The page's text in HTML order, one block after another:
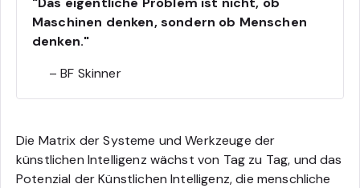
Maschinen denken, sondern ob Menschen
denken."
– BF Skinner
Die Matrix der Systeme und Werkzeuge der
künstlichen Intelligenz wächst von Tag zu Tag, und das
Potenzial der Künstlichen Intelligenz, die menschliche